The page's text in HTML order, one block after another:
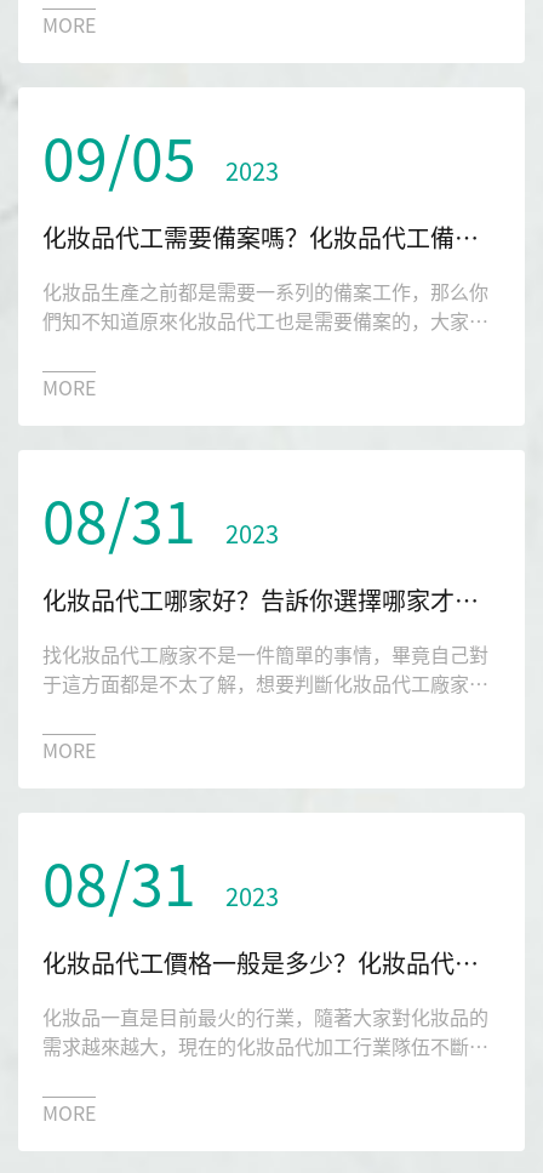
生物公司。
MORE
09/05
2023
化妝品代工需要備案嗎？化妝品代工備案流程是什么？
化妝品生產之前都是需要一系列的備案工作，那么你
們知不知道原來化妝品代工也是需要備案的，大家看
底需不需要備案呢？今天就讓琉璃光生物來告訴大
MORE
08/31
2023
化妝品代工哪家好？告訴你選擇哪家才有保障
找化妝品代工廠家不是一件簡單的事情，畢竟自己對
于這方面都是不太了解，想要判斷化妝品代工廠家是
好？今天本文就給大家強烈的推薦一下琉璃光生物。
MORE
08/31
2023
化妝品代工價格一般是多少？化妝品代工備案流程是什么？
化妝品一直是目前最火的行業，隨著大家對化妝品的
需求越來越大，現在的化妝品代加工行業隊伍不斷的
工備案流程是什么？接下來就讓琉璃光生物來給大家
MORE